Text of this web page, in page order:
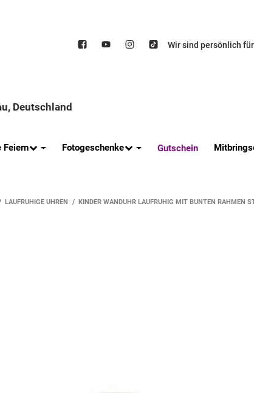
Wir sind persönlich
Deutschland
Feiern Fotogeschenke Gutschein
LAUFRUHIGE UHREN KINDER WANDUHR LAUFRUHIG MIT BUNTEN RAHMEN